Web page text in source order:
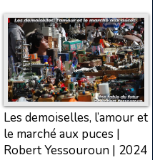
Les demoiselles, l’amour et
le marché aux puces |
Robert Yessouroun | 2024